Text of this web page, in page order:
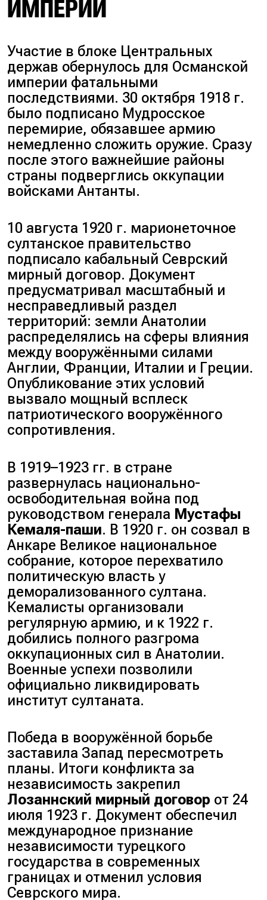
ИМПЕРИИ
Участие в блоке Центральных
держав обернулось для Османской
империи фатальными
последствиями. 30 октября 1918 г.
было подписано Мудросское
перемирие, обязавшее армию
немедленно сложить оружие. Сразу
после этого важнейшие районы
страны подверглись оккупации
войсками Антанты.
10 августа 1920 г. марионеточное
султанское правительство
подписало кабальный Севрский
мирный договор. Документ
предусматривал масштабный и
несправедливый раздел
территорий: земли Анатолии
распределялись на сферы влияния
между вооружёнными силами
Англии, Франции, Италии и Греции.
Опубликование этих условий
вызвало мощный всплеск
патриотического вооружённого
сопротивления.
В 1919–1923 гг. в стране
развернулась национально-
освободительная война под
руководством генерала Мустафы
Кемаля-паши. В 1920 г. он созвал в
Анкаре Великое национальное
собрание, которое перехватило
политическую власть у
деморализованного султана.
Кемалисты организовали
регулярную армию, и к 1922 г.
добились полного разгрома
оккупационных сил в Анатолии.
Военные успехи позволили
официально ликвидировать
институт султаната.
Победа в вооружённой борьбе
заставила Запад пересмотреть
планы. Итоги конфликта за
независимость закрепил
Лозаннский мирный договор от 24
июля 1923 г. Документ обеспечил
международное признание
независимости турецкого
государства в современных
границах и отменил условия
Севрского мира.